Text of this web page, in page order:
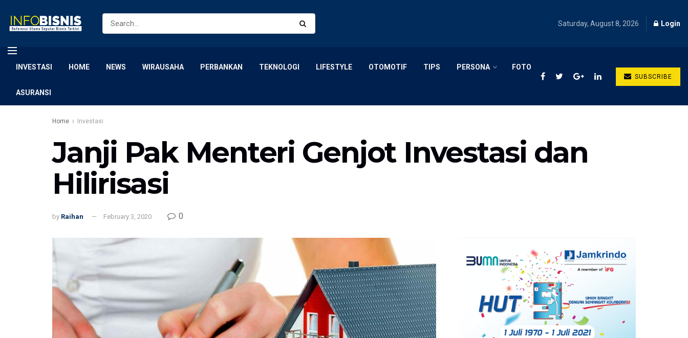
Saturday, August 8, 2026 Login
INVESTASI HOME NEWS WIRAUSAHA PERBANKAN TEKNOLOGI LIFESTYLE OTOMOTIF TIPS PERSONA FOTO
ASURANSI
SUBSCRIBE
Home Investasi
Janji Pak Menteri Genjot Investasi dan
Hilirisasi
by Raihan February 3, 2020 0